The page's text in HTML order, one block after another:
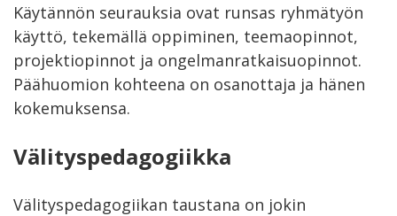
Käytännön seurauksia ovat runsas ryhmätyön
käyttö, tekemällä oppiminen, teemaopinnot,
projektiopinnot ja ongelmanratkaisuopinnot.
Päähuomion kohteena on osanottaja ja hänen
kokemuksensa.
Välityspedagogiikka
Välityspedagogiikan taustana on jokin